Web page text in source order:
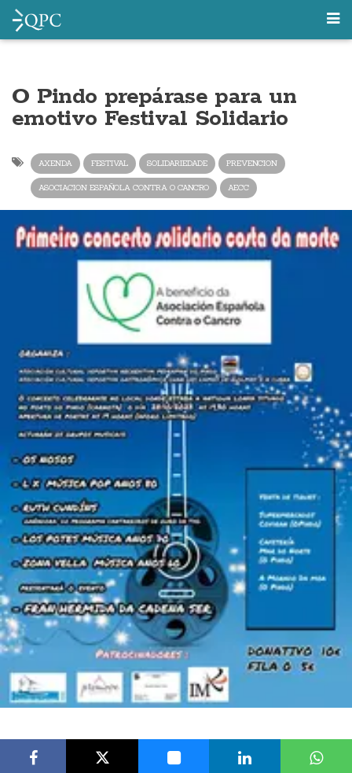
O Pindo prepárase para un
emotivo Festival Solidario
AXENDA FESTIVAL SOLIDARIEDADE PREVENCION
ASOCIACION ESPAÑOLA CONTRA O CANCRO AECC